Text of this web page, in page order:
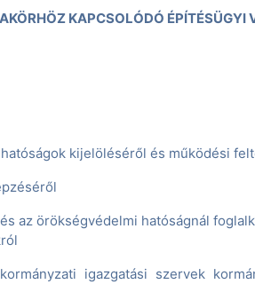
KAPCSOLÓDÓ ÉPÍTÉSÜGYI
kijelöléséről és működési
az örökségvédelmi hatóságnál
igazgatási szervek